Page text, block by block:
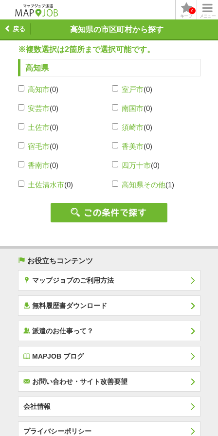
メニュー
キープ
0
高知県の市区町村から探す
戻る
※複数選択は2箇所まで選択可能です。
高知県
高知市(0) 室戸市(0)
安芸市(0) 南国市(0)
土佐市(0) 須崎市(0)
宿毛市(0) 香美市(0)
香南市(0) 四万十市(0)
土佐清水市(0) 高知県その他(1)
( お役立ちコンテンツ
x マップジョブのご利用方法
í 無料履歴書ダウンロード
‰派遣のお仕事って？
EMAPJOB ブログ
Fお問い合わせ・サイト改善要望
会社情報
プライバシーポリシー